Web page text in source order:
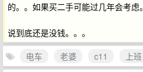
的。。如果买二手可能过几年会考虑。
说到底还是没钱。。。
电车
老婆 c11
上班